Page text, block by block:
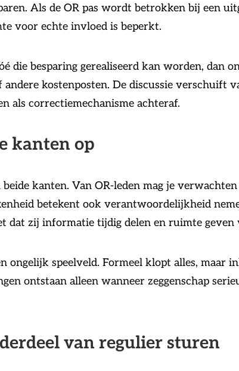
Als de OR pas wordt betrokken bij een
voor echte invloed is beperkt.
die besparing gerealiseerd kan worden, dan
kostenposten. De discussie verschuift
als correctiemechanisme achteraf.
kanten op
kanten. Van OR-leden mag je
betekent ook verantwoordelijkheid
dat zij informatie tijdig delen en ruimte
ongelijk speelveld. Formeel klopt alles, maar
ontstaan alleen wanneer zeggenschap
van regulier sturen